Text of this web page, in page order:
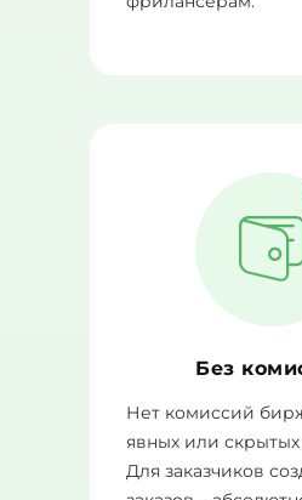
Без
Нет комиссий
явных или
Для заказчиков